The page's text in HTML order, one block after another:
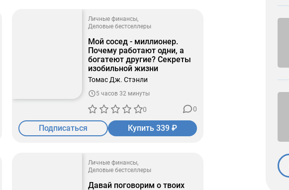
Личные финансы
Деловые бестселлеры
Мой сосед - миллионер.
Почему работают одни, а
богатеют другие? Секреты
изобильной жизни
Томас Дж. Стэнли
5 часов 32 минуты
0 0
Подписаться Купить 339 ₽
Личные финансы
Деловые бестселлеры
Давай поговорим о твоих